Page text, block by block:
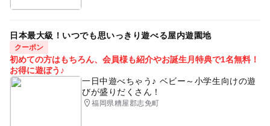
日本最大級！いつでも思いっきり遊べる屋内遊園地
クーポン
初めての方はもちろん、会員様も紹介やお誕生月特典で1名無料！
お得に遊ぼう♪
一日中遊べちゃう♪ ベビー～小学生向けの遊
びが盛りだくさん！
福岡県糟屋郡志免町